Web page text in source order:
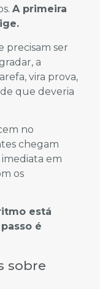
A primeira
precisam ser
a
vira prova,
que deveria
no
chegam
em
os
está
é
sobre